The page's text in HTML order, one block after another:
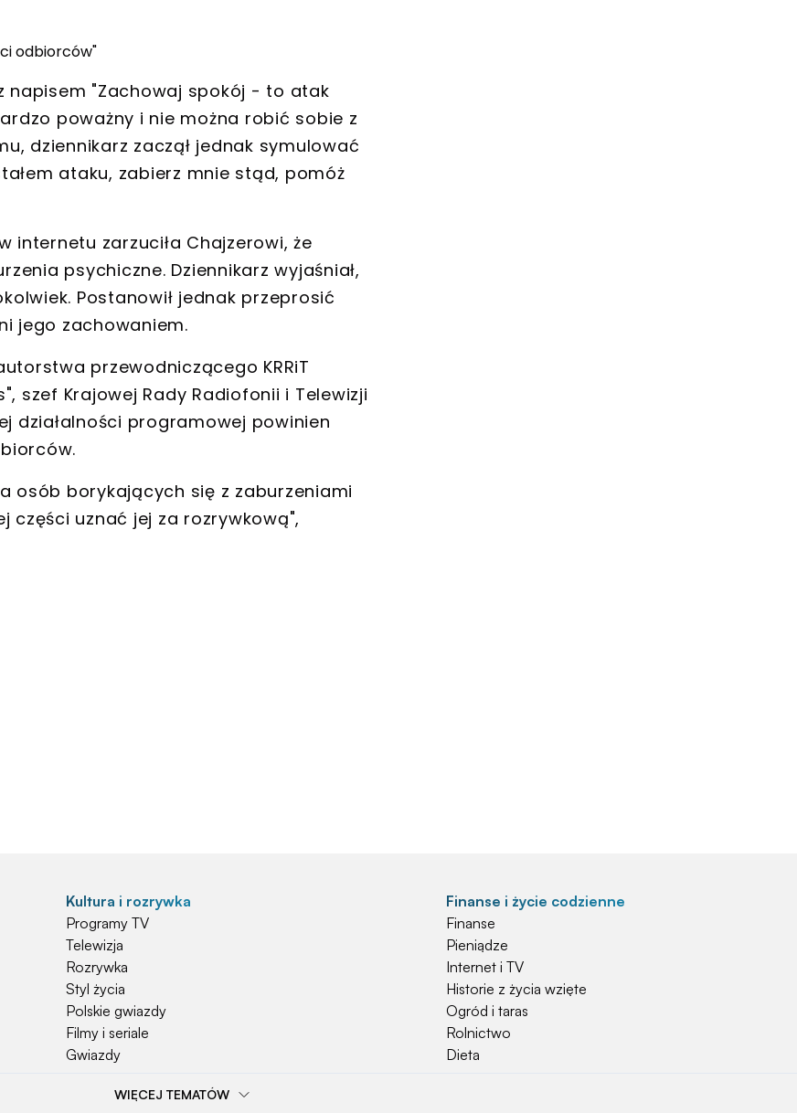
odbiorców"
napisem "Zachowaj spokój - to atak
poważny i nie można robić sobie z
dziennikarz zaczął jednak symulować
ataku, zabierz mnie stąd, pomóż
internetu zarzuciła Chajzerowi, że
psychiczne. Dziennikarz wyjaśniał,
Postanowił jednak przeprosić
jego zachowaniem.
przewodniczącego KRRiT
szef Krajowej Rady Radiofonii i Telewizji
działalności programowej powinien
osób borykających się z zaburzeniami
części uznać jej za rozrywkową",
Kultura i rozrywka
Programy TV
Telewizja
Rozrywka
Styl życia
Polskie gwiazdy
Filmy i seriale
Gwiazdy
Finanse i życie codzienne
Finanse
Pieniądze
Internet i TV
Historie z życia wzięte
Ogród i taras
Rolnictwo
Dieta
WIĘCEJ TEMATÓW